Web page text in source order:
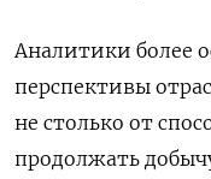
Аналитики более
перспективы
не столько от
продолжать